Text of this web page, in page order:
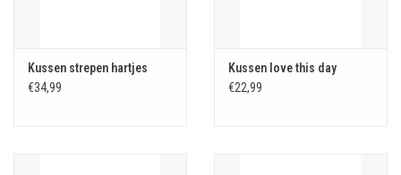
Kussen strepen hartjes
€34,99
Kussen love this day
€22,99